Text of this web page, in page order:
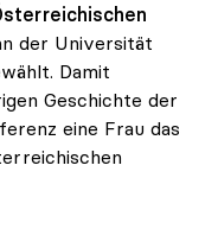
der Universität
Damit
Geschichte der
eine Frau das
der uniko